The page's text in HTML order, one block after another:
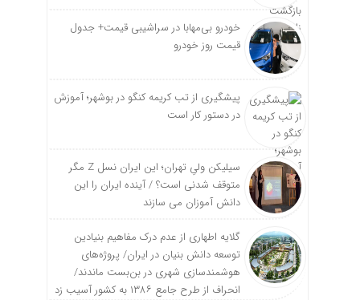
خودرو بی‌مهابا در سراشیبی قیمت+ جدول
قیمت روز خودرو
پیشگیری از تب کریمه کنگو در بوشهر؛ آموزش
در دستور کار است
سیلیکن ولیِ تهران؛ این ایران نسل Z مگر
متوقف شدنی است؟ / آینده ایران را این
دانش آموزان می سازند
گلایه اطهاری از عدم درک مفاهیم بنیادین
توسعه دانش بنیان در ایران/ پروژه‌های
هوشمندسازی شهری در بن‌بست ماندند/
انحراف از طرح جامع ۱۳۸۶ به کشور آسیب زد